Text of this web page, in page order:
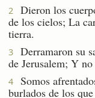
2
Dieron los
de los cielos; La
tierra.
3
Derramaron su
de Jerusalem; Y
4
Somos
burlados de los